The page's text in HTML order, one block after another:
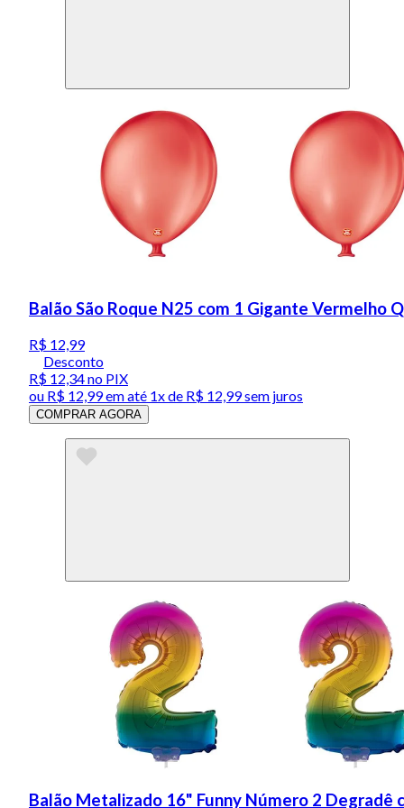
Balão São Roque N25 com 1 Gigante Vermelho
R$ 12,99
Desconto
R$ 12,34no PIX
ou R$ 12,99em até 1x de R$ 12,99sem juros
COMPRAR AGORA
Balão Metalizado 16" Funny Número 2 Degradê